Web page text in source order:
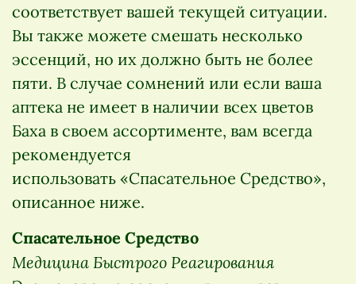
соответствует вашей текущей ситуации.
Вы также можете смешать несколько
эссенций, но их должно быть не более
пяти. В случае сомнений или если ваша
аптека не имеет в наличии всех цветов
Баха в своем ассортименте, вам всегда
рекомендуется
использовать «Спасательное Средство»,
описанное ниже.
Спасательное Средство
Медицина Быстрого Реагирования